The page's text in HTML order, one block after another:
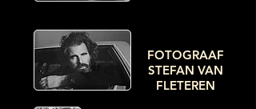
FOTOGRAAF
STEFAN VAN
FLETEREN